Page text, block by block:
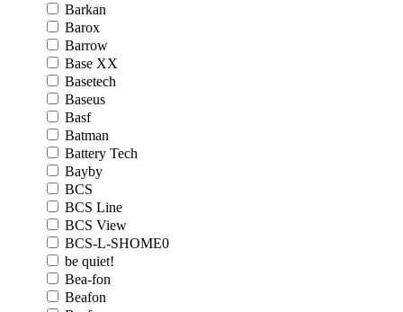
Barkan
Barox
Barrow
Base XX
Basetech
Baseus
Basf
Batman
Battery Tech
Bayby
BCS
BCS Line
BCS View
BCS-L-SHOME0
be quiet!
Bea-fon
Beafon